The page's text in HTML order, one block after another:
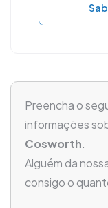
Preencha o
informações
Cosworth.
Alguém da
consigo o